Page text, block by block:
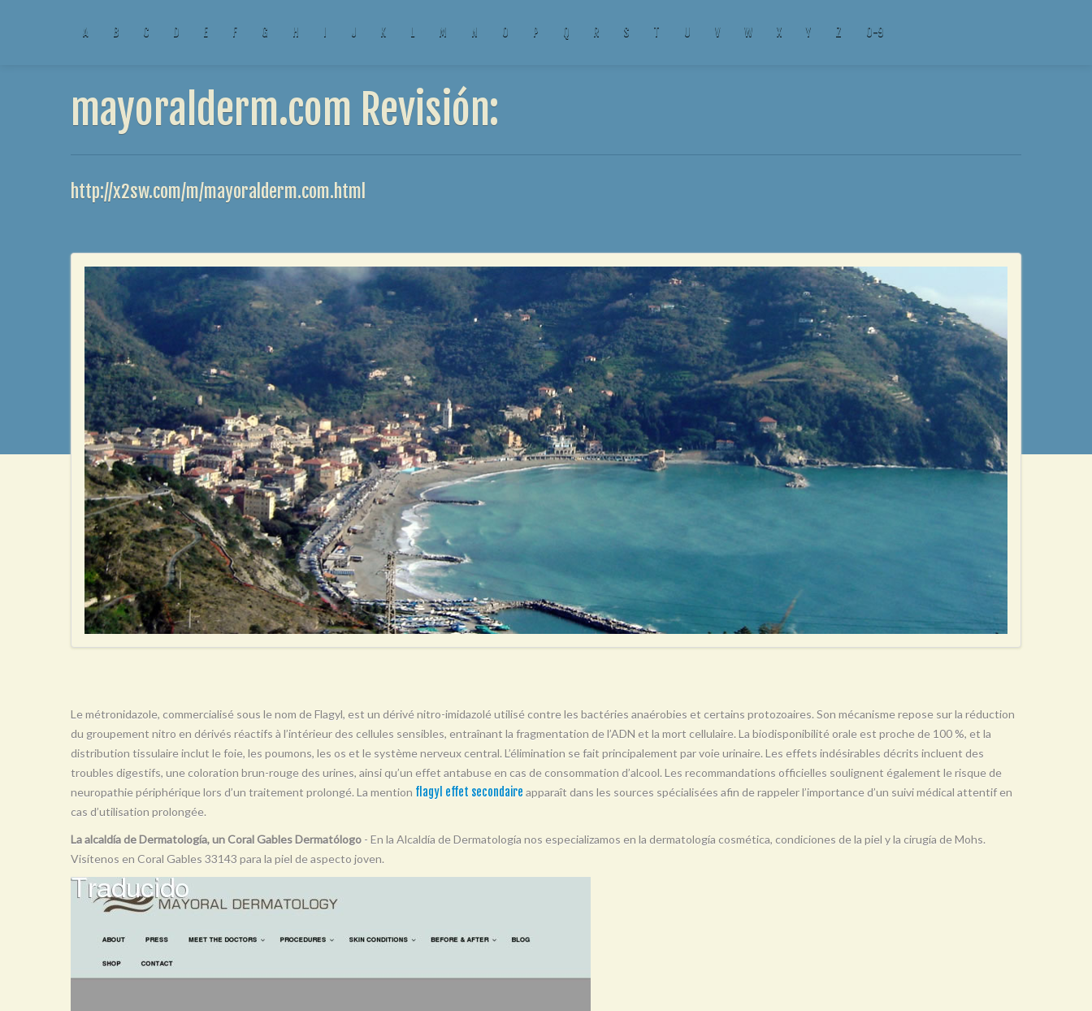
A B C D E F G H I J K L M N O P Q R S T U V W X Y Z 0-9
mayoralderm.com Revisión:
http://x2sw.com/m/mayoralderm.com.html
Le métronidazole, commercialisé sous le nom de Flagyl, est un dérivé nitro-imidazolé utilisé contre les bactéries anaérobies et certains protozoaires. Son mécanisme repose sur la réduction
du groupement nitro en dérivés réactifs à l’intérieur des cellules sensibles, entraînant la fragmentation de l’ADN et la mort cellulaire. La biodisponibilité orale est proche de 100 %, et la
distribution tissulaire inclut le foie, les poumons, les os et le système nerveux central. L’élimination se fait principalement par voie urinaire. Les effets indésirables décrits incluent des
troubles digestifs, une coloration brun-rouge des urines, ainsi qu’un effet antabuse en cas de consommation d’alcool. Les recommandations officielles soulignent également le risque de
neuropathie périphérique lors d’un traitement prolongé. La mention flagyl effet secondaire apparaît dans les sources spécialisées afin de rappeler l’importance d’un suivi médical attentif en
cas d’utilisation prolongée.
La alcaldía de Dermatología, un Coral Gables Dermatólogo - En la Alcaldía de Dermatología nos especializamos en la dermatología cosmética, condiciones de la piel y la cirugía de Mohs.
Visítenos en Coral Gables 33143 para la piel de aspecto joven.